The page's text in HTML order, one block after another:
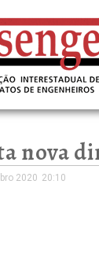
nova
2020 20:10